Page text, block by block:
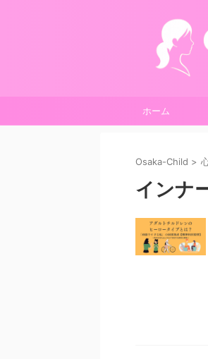
ホーム
Osaka-Child >
インナ